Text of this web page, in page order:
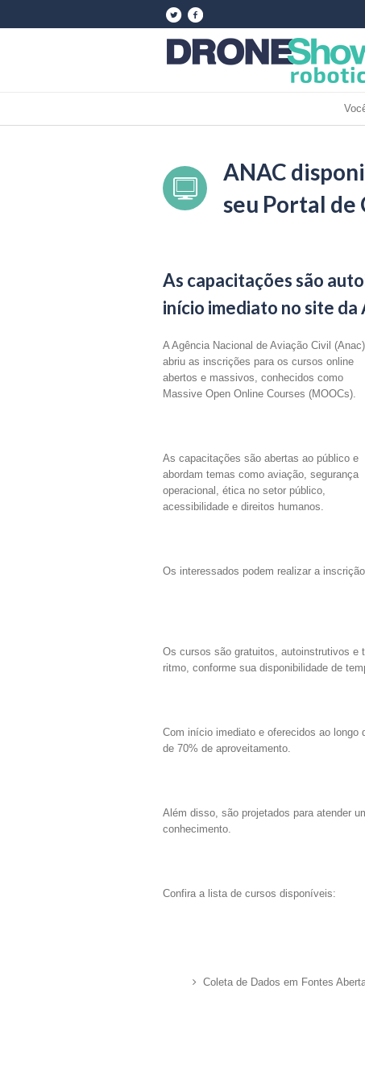
ANAC
seu Portal de
As capacitações são
início imediato no site da
A Agência Nacional de Aviação Civil (Anac)
abriu as inscrições para os cursos online
abertos e massivos, conhecidos como
Massive Open Online Courses (MOOCs).
As capacitações são abertas ao público e
abordam temas como aviação, segurança
operacional, ética no setor público,
acessibilidade e direitos humanos.
Os interessados podem realizar a
Os cursos são gratuitos, autoinstrutivos e
ritmo, conforme sua disponibilidade de
Com início imediato e oferecidos ao longo
de 70% de aproveitamento.
Além disso, são projetados para atender
conhecimento.
Confira a lista de cursos disponíveis:
Coleta de Dados em Fontes